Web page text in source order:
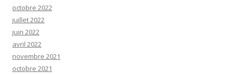
octobre 2022
juillet 2022
juin 2022
avril 2022
novembre 2021
octobre 2021